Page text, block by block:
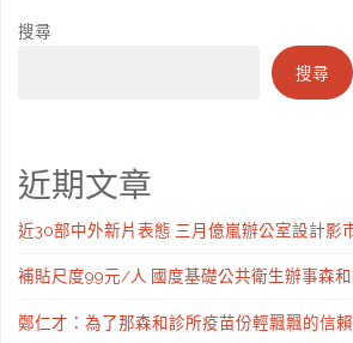
搜尋
搜尋
近期文章
近30部中外新片表態 三月億嵐辦公室設計影
補貼尺度99元/人 國度基礎公共衛生辦事森
鄭仁才：為了那森和診所疫苗份輕飄飄的信賴